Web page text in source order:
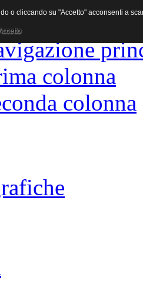
colonna
colonna
o cliccando su "Accetto" acconsenti a